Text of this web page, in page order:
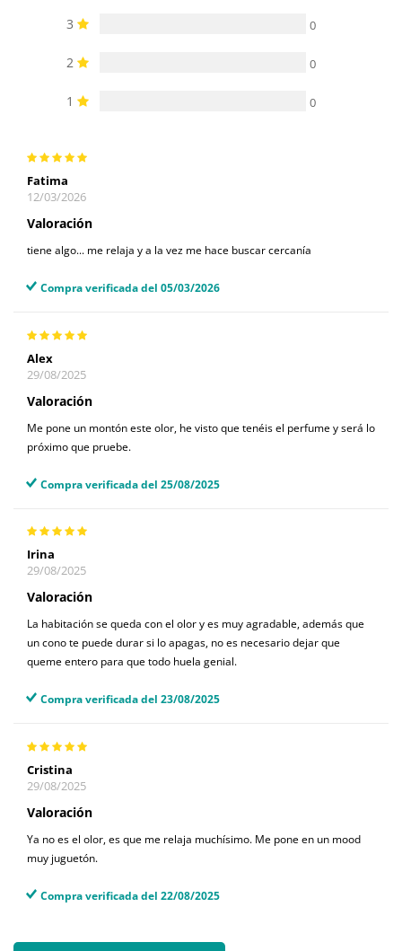
3 0
2 0
1 0
Fatima
12/03/2026
Valoración
tiene algo... me relaja y a la vez me hace buscar cercanía
Compra verificada del 05/03/2026
Alex
29/08/2025
Valoración
Me pone un montón este olor, he visto que tenéis el perfume y será lo
próximo que pruebe.
Compra verificada del 25/08/2025
Irina
29/08/2025
Valoración
La habitación se queda con el olor y es muy agradable, además que
un cono te puede durar si lo apagas, no es necesario dejar que
queme entero para que todo huela genial.
Compra verificada del 23/08/2025
Cristina
29/08/2025
Valoración
Ya no es el olor, es que me relaja muchísimo. Me pone en un mood
muy juguetón.
Compra verificada del 22/08/2025